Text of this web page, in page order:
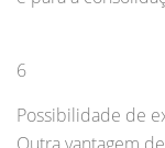
6
Possibilidade de